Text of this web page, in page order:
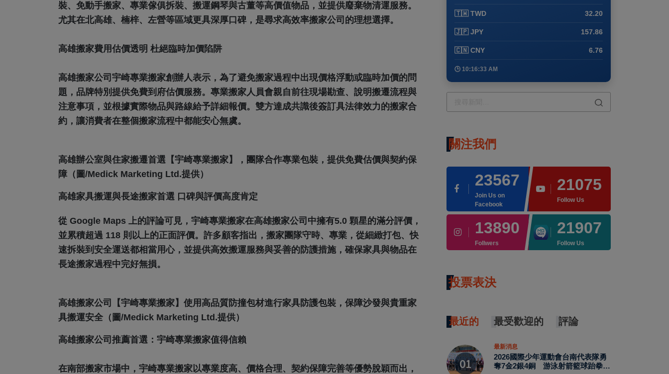
裝、免動手搬家、專業傢俱拆裝、搬運鋼琴與古董等高價值物品，並提供廢棄物清運服務。
尤其在北高雄、楠梓、左營等區域更具深厚口碑，是尋求高效率搬家公司的理想選擇。
高雄搬家費用估價透明 杜絕臨時加價陷阱
高雄搬家公司宇崎專業搬家創辦人表示，為了避免搬家過程中出現價格浮動或臨時加價的問
題，品牌特別提供免費到府估價服務。專業搬家人員會親自前往現場勘查、說明搬遷流程與
注意事項，並根據實際物品與路線給予詳細報價。雙方達成共識後簽訂具法律效力的搬家合
約，讓消費者在整個搬家流程中都能安心無虞。
高雄辦公室與住家搬遷首選【宇崎專業搬家】，團隊合作專業包裝，提供免費估價與契約保
障（圖/Medick Marketing Ltd.提供）
高雄家具搬運與長途搬家首選 口碑與評價高度肯定
從 Google Maps 上的評論可見，宇崎專業搬家在高雄搬家公司中擁有5.0 顆星的滿分評價，
並累積超過 118 則以上的正面評價。許多顧客指出，搬家團隊守時、專業，從細緻打包、快
速拆裝到安全運送都相當用心，並提供高效搬運服務與妥善的防護措施，確保家具與物品在
長途搬家過程中完好無損。
高雄搬家公司【宇崎專業搬家】使用高品質防撞包材進行家具防護包裝，保障沙發與貴重家
具搬運安全（圖/Medick Marketing Ltd.提供）
高雄搬家公司推薦首選：宇崎專業搬家值得信賴
在南部搬家市場中，宇崎專業搬家以專業度高、價格合理、契約保障完善等優勢脫穎而出，
🇹🇼 TWD 32.20
🇯🇵 JPY 157.86
🇨🇳 CNY 6.76
🕒 10:16:33 AM
關注我們
23567
Join Us on
Facebook
21075
Follow Us
13890
Follwers
21907
Follow Us
投票表決
最近的 最受歡迎的 評論
最新消息
2026國際少年運動會台南代表隊勇
奪7金2銀4銅 游泳射箭籃球跆拳道